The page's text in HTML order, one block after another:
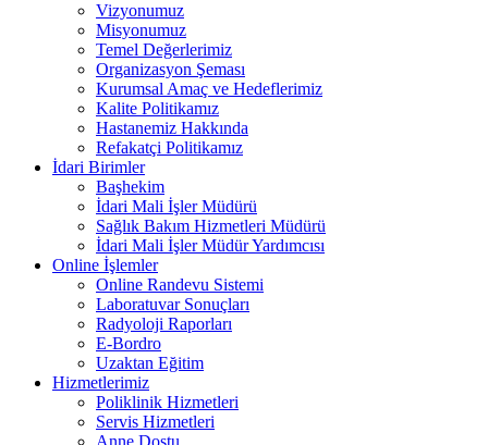
Vizyonumuz
Misyonumuz
Temel Değerlerimiz
Organizasyon Şeması
Kurumsal Amaç ve Hedeflerimiz
Kalite Politikamız
Hastanemiz Hakkında
Refakatçi Politikamız
İdari Birimler
Başhekim
İdari Mali İşler Müdürü
Sağlık Bakım Hizmetleri Müdürü
İdari Mali İşler Müdür Yardımcısı
Online İşlemler
Online Randevu Sistemi
Laboratuvar Sonuçları
Radyoloji Raporları
E-Bordro
Uzaktan Eğitim
Hizmetlerimiz
Poliklinik Hizmetleri
Servis Hizmetleri
Anne Dostu